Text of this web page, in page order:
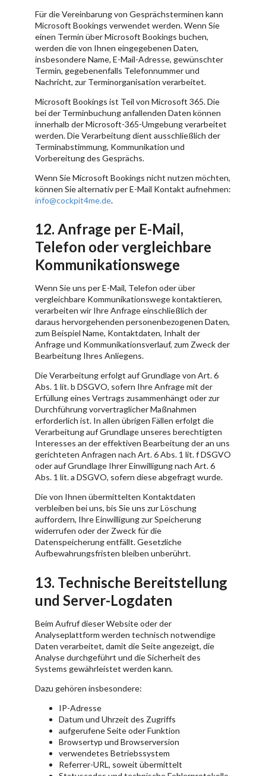
Für die Vereinbarung von Gesprächsterminen kann
Microsoft Bookings verwendet werden. Wenn Sie
einen Termin über Microsoft Bookings buchen,
werden die von Ihnen eingegebenen Daten,
insbesondere Name, E-Mail-Adresse, gewünschter
Termin, gegebenenfalls Telefonnummer und
Nachricht, zur Terminorganisation verarbeitet.
Microsoft Bookings ist Teil von Microsoft 365. Die
bei der Terminbuchung anfallenden Daten können
innerhalb der Microsoft-365-Umgebung verarbeitet
werden. Die Verarbeitung dient ausschließlich der
Terminabstimmung, Kommunikation und
Vorbereitung des Gesprächs.
Wenn Sie Microsoft Bookings nicht nutzen möchten,
können Sie alternativ per E-Mail Kontakt aufnehmen:
info@cockpit4me.de.
12. Anfrage per E-Mail,
Telefon oder vergleichbare
Kommunikationswege
Wenn Sie uns per E-Mail, Telefon oder über
vergleichbare Kommunikationswege kontaktieren,
verarbeiten wir Ihre Anfrage einschließlich der
daraus hervorgehenden personenbezogenen Daten,
zum Beispiel Name, Kontaktdaten, Inhalt der
Anfrage und Kommunikationsverlauf, zum Zweck der
Bearbeitung Ihres Anliegens.
Die Verarbeitung erfolgt auf Grundlage von Art. 6
Abs. 1 lit. b DSGVO, sofern Ihre Anfrage mit der
Erfüllung eines Vertrags zusammenhängt oder zur
Durchführung vorvertraglicher Maßnahmen
erforderlich ist. In allen übrigen Fällen erfolgt die
Verarbeitung auf Grundlage unseres berechtigten
Interesses an der effektiven Bearbeitung der an uns
gerichteten Anfragen nach Art. 6 Abs. 1 lit. f DSGVO
oder auf Grundlage Ihrer Einwilligung nach Art. 6
Abs. 1 lit. a DSGVO, sofern diese abgefragt wurde.
Die von Ihnen übermittelten Kontaktdaten
verbleiben bei uns, bis Sie uns zur Löschung
auffordern, Ihre Einwilligung zur Speicherung
widerrufen oder der Zweck für die
Datenspeicherung entfällt. Gesetzliche
Aufbewahrungsfristen bleiben unberührt.
13. Technische Bereitstellung
und Server-Logdaten
Beim Aufruf dieser Website oder der
Analyseplattform werden technisch notwendige
Daten verarbeitet, damit die Seite angezeigt, die
Analyse durchgeführt und die Sicherheit des
Systems gewährleistet werden kann.
Dazu gehören insbesondere:
IP-Adresse
Datum und Uhrzeit des Zugriffs
aufgerufene Seite oder Funktion
Browsertyp und Browserversion
verwendetes Betriebssystem
Referrer-URL, soweit übermittelt